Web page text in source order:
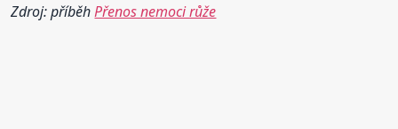
Zdroj: příběhPřenos nemoci růže